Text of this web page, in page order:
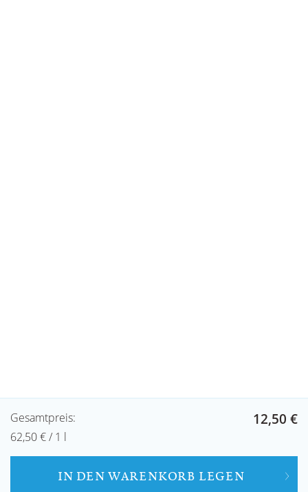
Gesamtpreis: 12,50 €
62,50 € / 1 l
IN DEN WARENKORB LEGEN